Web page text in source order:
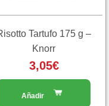
Tartufo 175 g –
Knorr
3,05€